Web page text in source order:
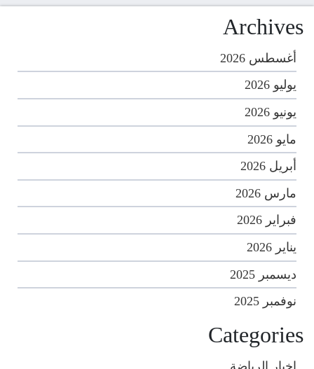
Archives
أغسطس 2026
يوليو 2026
يونيو 2026
مايو 2026
أبريل 2026
مارس 2026
فبراير 2026
يناير 2026
ديسمبر 2025
نوفمبر 2025
Categories